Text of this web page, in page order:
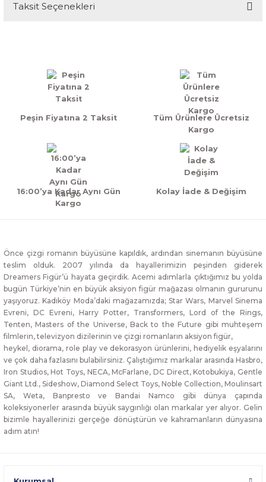
Bu ürüne ilk yorumu siz yapın!
Taksit Seçenekleri
Peşin Fiyatına 2 Taksit
Tüm Ürünlere Ücretsiz
Kargo
16:00’ya Kadar Aynı Gün
Kargo
Kolay İade & Değişim
Önce çizgi romanın büyüsüne kapıldık, ardından sinemanın büyüsüne
teslim olduk. 2007 yılında da hayallerimizin peşinden giderek
Dreamers Figür’ü hayata geçirdik. Acemi adımlarla çıktığımız bu yolda
bugün Türkiye’nin en büyük aksiyon figür mağazası olmanın gururunu
yaşıyoruz. Kadıköy Moda’daki mağazamızda; Star Wars, Marvel Sinema
Evreni, DC Evreni, Harry Potter, Transformers, Lord of the Rings,
Tenten, Masters of the Universe, Back to the Future gibi muhteşem
filmlerin, televizyon dizilerinin ve çizgi romanların aksiyon figür,
heykel, diorama, role play ve dekorasyon ürünlerini, hediyelik eşyalarını
ve çok daha fazlasını bulabilirsiniz. Çalıştığımız markalar arasında Hasbro,
Iron Studios, Hot Toys, NECA, McFarlane, DC Direct, Kotobukiya, Gentle
Giant Ltd., Sideshow, Diamond Select Toys, Noble Collection, Moulinsart
SA, Weta, Banpresto ve Bandai Namco gibi dünya çapında
koleksiyonerler arasında büyük saygınlığı olan markalar yer alıyor. Gelin
bizimle hayallerinizi gerçeğe dönüştürün ve kahramanların dünyasına
adım atın!